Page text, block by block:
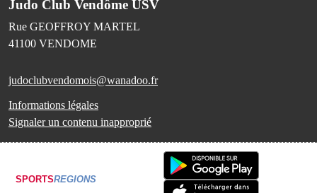
Judo Club Vendôme USV
Rue GEOFFROY MARTEL
41100 VENDOME
judoclubvendomois@wanadoo.fr
Informations légales
Signaler un contenu inapproprié
SPORTSREGIONS